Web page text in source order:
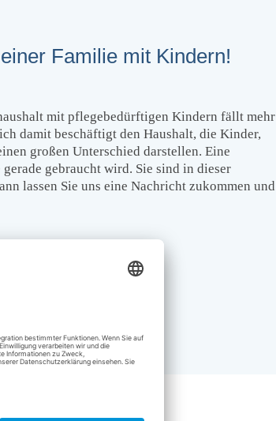
Familie mit Kindern!
mit pflegebedürftigen Kindern fällt mehr
damit beschäftigt den Haushalt, die Kinder,
großen Unterschied darstellen. Eine
gebraucht wird. Sie sind in dieser
lassen Sie uns eine Nachricht zukommen und